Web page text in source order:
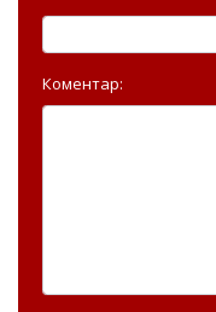
Коментар: